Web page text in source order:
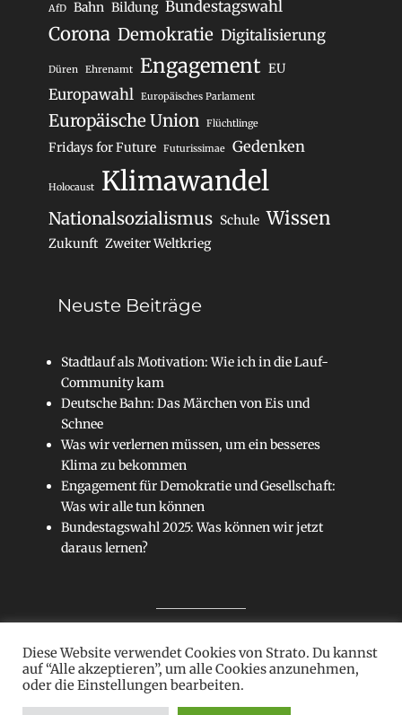
AfD Bahn Bildung Bundestagswahl
Corona Demokratie Digitalisierung
Düren Ehrenamt Engagement EU
Europawahl Europäisches Parlament
Europäische Union Flüchtlinge
Fridays for Future Futurissimae Gedenken
Holocaust Klimawandel
Nationalsozialismus Schule Wissen
Zukunft Zweiter Weltkrieg
Neuste Beiträge
Stadtlauf als Motivation: Wie ich in die Lauf-
Community kam
Deutsche Bahn: Das Märchen von Eis und
Schnee
Was wir verlernen müssen, um ein besseres
Klima zu bekommen
Engagement für Demokratie und Gesellschaft:
Was wir alle tun können
Bundestagswahl 2025: Was können wir jetzt
daraus lernen?
Sitemap
Diese Website verwendet Cookies von Strato. Du kannst
auf “Alle akzeptieren”, um alle Cookies anzunehmen,
oder die Einstellungen bearbeiten.